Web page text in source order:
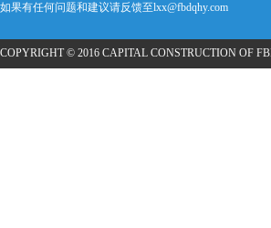
如果有任何问题和建议请反馈至lxx@fbdqhy.com
COPYRIGHT © 2016 CAPITAL CONSTRUCTION OF